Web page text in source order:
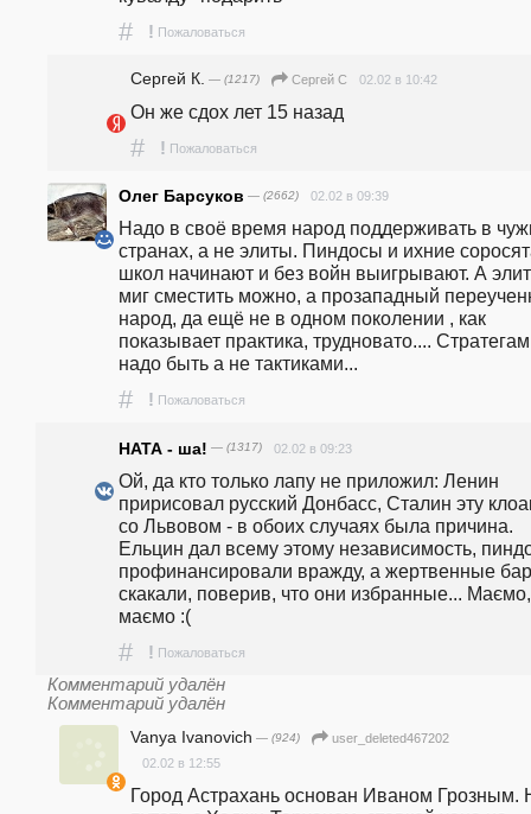
# ! Пожаловаться
Сергей К. — (1217) Сергей С 02.02 в 10:42
Он же сдох лет 15 назад
# ! Пожаловаться
Олег Барсуков — (2662) 02.02 в 09:39
Надо в своё время народ поддерживать в
странах, а не элиты. Пиндосы и ихние
школ начинают и без войн выигрывают. А
миг сместить можно, а прозападный
народ, да ещё не в одном поколении , как
показывает практика, трудновато....
надо быть а не тактиками...
# ! Пожаловаться
НАТА - ша! — (1317) 02.02 в 09:23
Ой, да кто только лапу не приложил: Ленин
пририсовал русский Донбасс, Сталин эту
со Львовом - в обоих случаях была причина.
Ельцин дал всему этому независимость,
профинансировали вражду, а жертвенные
скакали, поверив, что они избранные...
маємо :(
# ! Пожаловаться
Комментарий удалён
Комментарий удалён
Vanya Ivanovich — (924)
user_deleted467202
02.02 в 12:55
Город Астрахань основан Иваном Грозным.